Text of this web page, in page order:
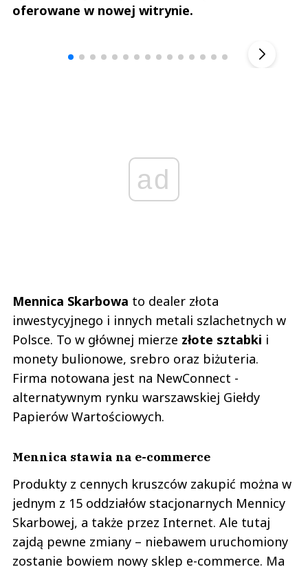
oferowane w nowej witrynie.
ad
Mennica Skarbowa to dealer złota
inwestycyjnego i innych metali szlachetnych w
Polsce. To w głównej mierze złote sztabki i
monety bulionowe, srebro oraz biżuteria.
Firma notowana jest na NewConnect -
alternatywnym rynku warszawskiej Giełdy
Papierów Wartościowych.
Mennica stawia na e-commerce
Produkty z cennych kruszców zakupić można w
jednym z 15 oddziałów stacjonarnych Mennicy
Skarbowej, a także przez Internet. Ale tutaj
zajdą pewne zmiany – niebawem uruchomiony
zostanie bowiem nowy sklep e-commerce. Ma